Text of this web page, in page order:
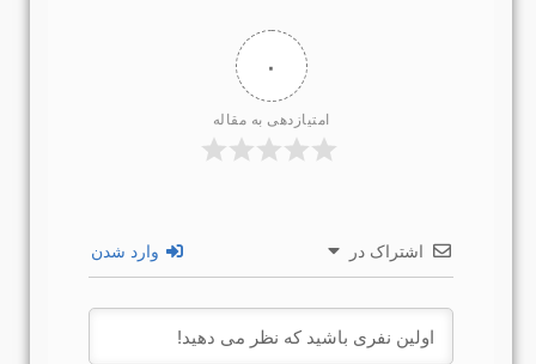
۰
امتیازدهی به مقاله
اشتراک در وارد شدن